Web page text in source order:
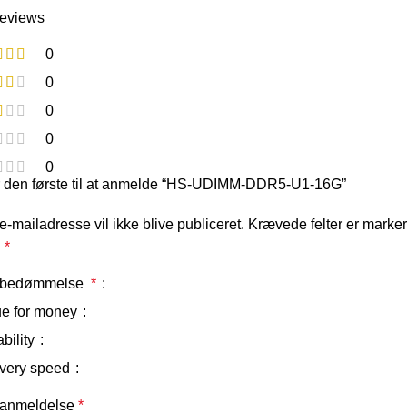
0
0
0
0
0
første til at anmelde “HS-UDIMM-DDR5-U1-16G”
mailadresse vil ikke blive publiceret. Krævede felter er
*
*
for money
speed
*